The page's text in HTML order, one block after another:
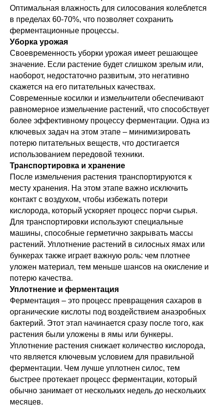
Оптимальная влажность для силосования колеблется
в пределах 60-70%, что позволяет сохранить
ферментационные процессы.
Уборка урожая
Своевременность уборки урожая имеет решающее
значение. Если растение будет слишком зрелым или,
наоборот, недостаточно развитым, это негативно
скажется на его питательных качествах.
Современные косилки и измельчители обеспечивают
равномерное измельчение растений, что способствует
более эффективному процессу ферментации. Одна из
ключевых задач на этом этапе – минимизировать
потерю питательных веществ, что достигается
использованием передовой техники.
Транспортировка и хранение
После измельчения растения транспортируются к
месту хранения. На этом этапе важно исключить
контакт с воздухом, чтобы избежать потери
кислорода, который ускоряет процесс порчи сырья.
Для транспортировки используют специальные
машины, способные герметично закрывать массы
растений. Уплотнение растений в силосных ямах или
бункерах также играет важную роль: чем плотнее
уложен материал, тем меньше шансов на окисление и
потерю качества.
Уплотнение и ферментация
Ферментация – это процесс превращения сахаров в
органические кислоты под воздействием анаэробных
бактерий. Этот этап начинается сразу после того, как
растения были уложены в ямы или бункеры.
Уплотнение растения снижает количество кислорода,
что является ключевым условием для правильной
ферментации. Чем лучше уплотнен силос, тем
быстрее протекает процесс ферментации, который
обычно занимает от нескольких недель до нескольких
месяцев.